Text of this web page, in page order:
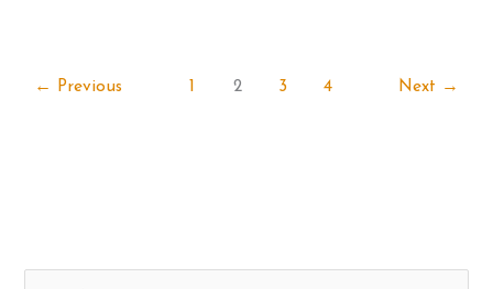
← Previous 1 2 3 4 Next →